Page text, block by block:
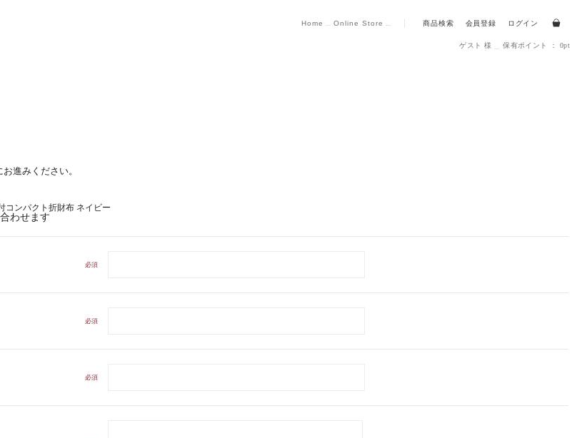
Home Online Store 商品検索 会員登録 ログイン
ゲスト 様 保有ポイント ： 0pt
進みください。
コンパクト折財布 ネイビー
わせます
必須
必須
必須